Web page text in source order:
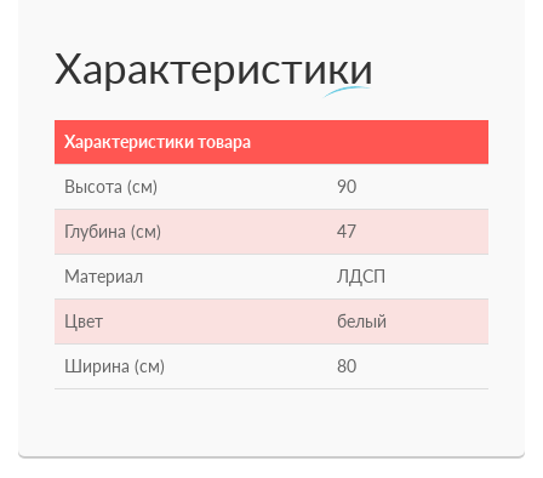
Характеристики
Характеристики товара
Высота (см) 90
Глубина (см) 47
Материал ЛДСП
Цвет белый
Ширина (см) 80